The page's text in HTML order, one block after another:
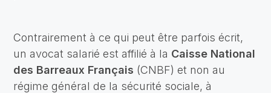
Contrairement à ce qui peut être parfois écrit,
un avocat salarié est affilié à la Caisse National
des Barreaux Français (CNBF) et non au
régime général de la sécurité sociale, à